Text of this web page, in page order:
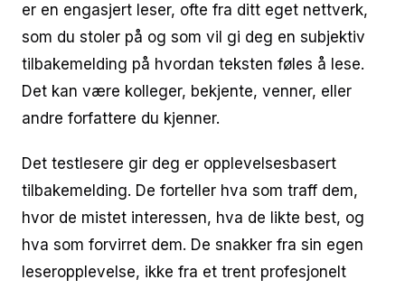
er en engasjert leser, ofte fra ditt eget nettverk,
som du stoler på og som vil gi deg en subjektiv
tilbakemelding på hvordan teksten føles å lese.
Det kan være kolleger, bekjente, venner, eller
andre forfattere du kjenner.
Det testlesere gir deg er opplevelsesbasert
tilbakemelding. De forteller hva som traff dem,
hvor de mistet interessen, hva de likte best, og
hva som forvirret dem. De snakker fra sin egen
leseropplevelse, ikke fra et trent profesjonelt